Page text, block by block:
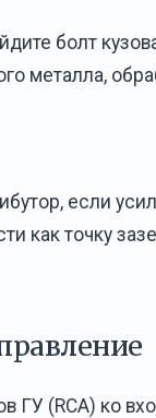
болт
металла,
если
как точку
ГУ (RCA) ко